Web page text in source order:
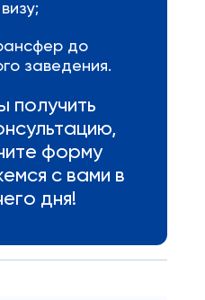
до
заведения.
получить
форму
с вами в
дня!